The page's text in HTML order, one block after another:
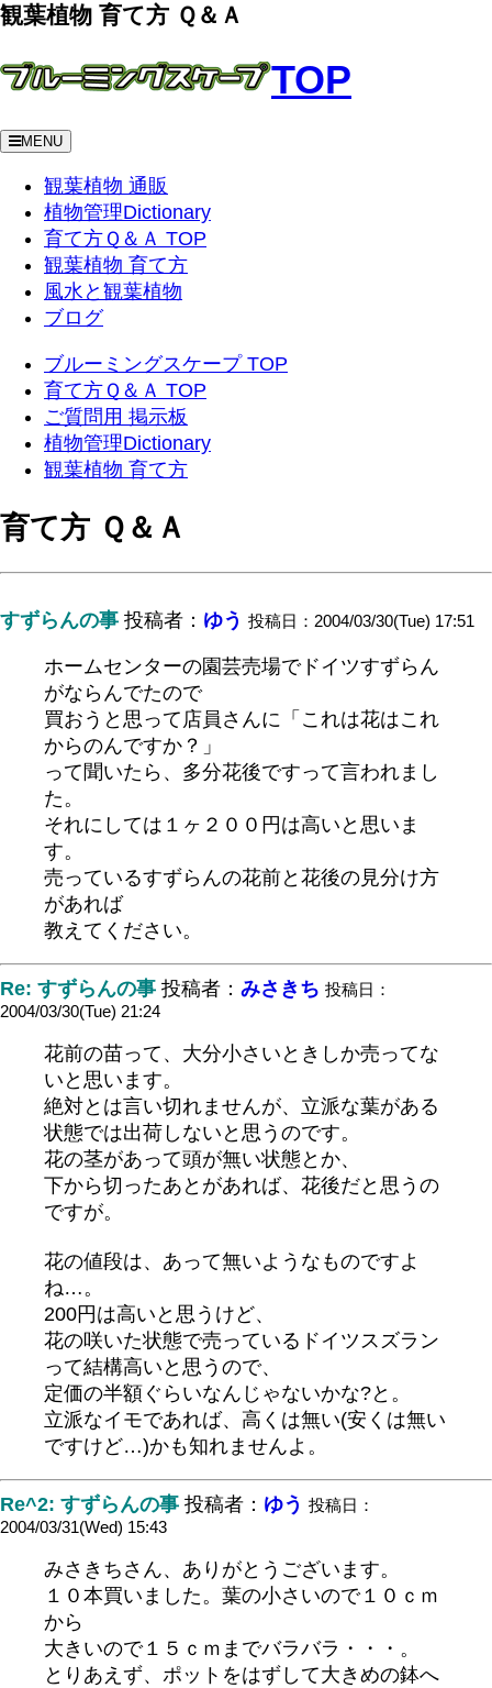
観葉植物 育て方 Ｑ＆Ａ
TOP
MENU
観葉植物 通販
植物管理Dictionary
育て方Ｑ＆Ａ TOP
観葉植物 育て方
風水と観葉植物
ブログ
ブルーミングスケープ TOP
育て方Ｑ＆Ａ TOP
ご質問用 掲示板
植物管理Dictionary
観葉植物 育て方
育て方 Ｑ＆Ａ
すずらんの事 投稿者： ゆう 投稿日：2004/03/30(Tue) 17:51
ホームセンターの園芸売場でドイツすずらん
がならんでたので
買おうと思って店員さんに「これは花はこれ
からのんですか？」
って聞いたら、多分花後ですって言われまし
た。
それにしては１ヶ２００円は高いと思いま
す。
売っているすずらんの花前と花後の見分け方
があれば
教えてください。
Re: すずらんの事 投稿者： みさきち 投稿日：
2004/03/30(Tue) 21:24
花前の苗って、大分小さいときしか売ってな
いと思います。
絶対とは言い切れませんが、立派な葉がある
状態では出荷しないと思うのです。
花の茎があって頭が無い状態とか、
下から切ったあとがあれば、花後だと思うの
ですが。
花の値段は、あって無いようなものですよ
ね…。
200円は高いと思うけど、
花の咲いた状態で売っているドイツスズラン
って結構高いと思うので、
定価の半額ぐらいなんじゃないかな?と。
立派なイモであれば、高くは無い(安くは無い
ですけど…)かも知れませんよ。
Re^2: すずらんの事 投稿者： ゆう 投稿日：
2004/03/31(Wed) 15:43
みさきちさん、ありがとうございます。
１０本買いました。葉の小さいので１０ｃｍ
から
大きいので１５ｃｍまでバラバラ・・・。
とりあえず、ポットをはずして大きめの鉢へ